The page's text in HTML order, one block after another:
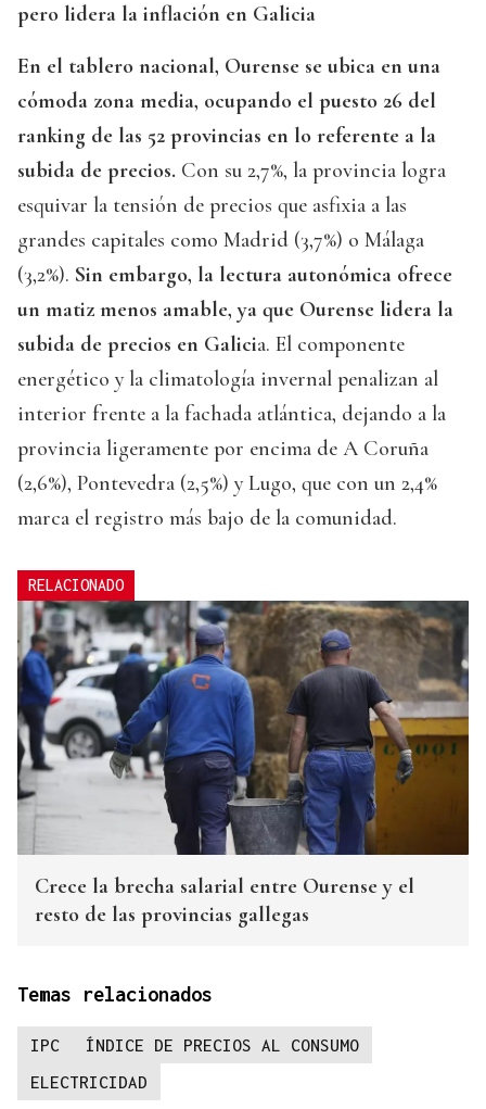
pero lidera la inflación en Galicia
En el tablero nacional, Ourense se ubica en una
cómoda zona media, ocupando el puesto 26 del
ranking de las 52 provincias en lo referente a la
subida de precios. Con su 2,7%, la provincia logra
esquivar la tensión de precios que asfixia a las
grandes capitales como Madrid (3,7%) o Málaga
(3,2%). Sin embargo, la lectura autonómica ofrece
un matiz menos amable, ya que Ourense lidera la
subida de precios en Galicia. El componente
energético y la climatología invernal penalizan al
interior frente a la fachada atlántica, dejando a la
provincia ligeramente por encima de A Coruña
(2,6%), Pontevedra (2,5%) y Lugo, que con un 2,4%
marca el registro más bajo de la comunidad.
RELACIONADO
Crece la brecha salarial entre Ourense y el
resto de las provincias gallegas
Temas relacionados
IPC
ÍNDICE DE PRECIOS AL CONSUMO
ELECTRICIDAD